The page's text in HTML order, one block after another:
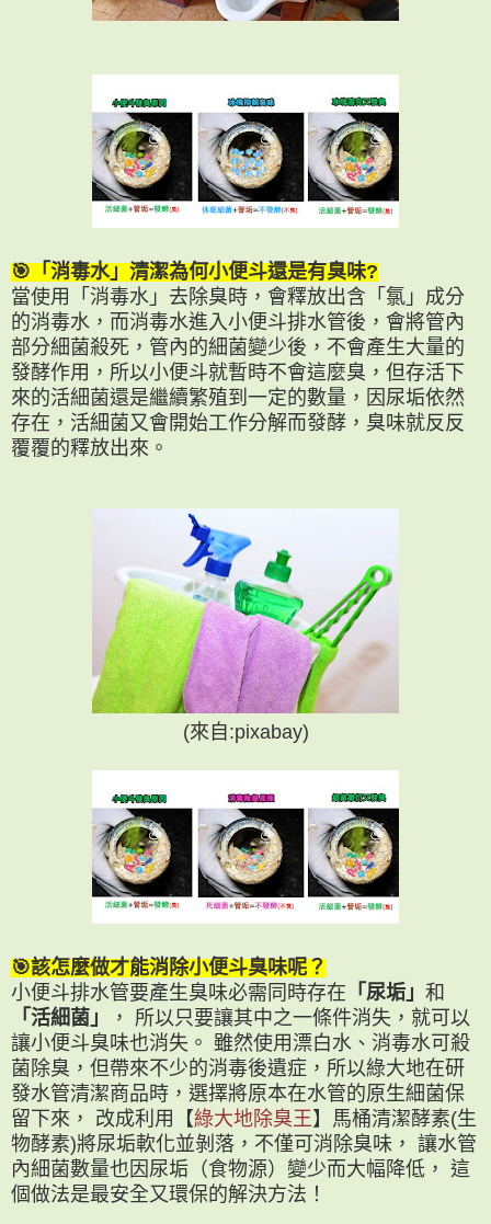
🎯「消毒水」清潔為何小便斗還是有臭味?
當使用「消毒水」去除臭時，會釋放出含「氯」成分
的消毒水，而消毒水進入小便斗排水管後，會將管內
部分細菌殺死，管內的細菌變少後，不會產生大量的
發酵作用，所以小便斗就暫時不會這麼臭，但存活下
來的活細菌還是繼續繁殖到一定的數量，因尿垢依然
存在，活細菌又會開始工作分解而發酵，臭味就反反
覆覆的釋放出來。
(來自:pixabay)
🎯該怎麼做才能消除小便斗臭味呢？
小便斗排水管要產生臭味必需同時存在 「尿垢」 和
「活細菌」
， 所以只要讓其中之一條件消失，就可以
讓小便斗臭味也消失。 雖然使用漂白水、消毒水可殺
菌除臭，但帶來不少的消毒後遺症，所以綠大地在研
發水管清潔商品時，選擇將原本在水管的原生細菌保
留下來， 改成利用【綠大地除臭王】馬桶清潔酵素(生
物酵素)將尿垢軟化並剝落，不僅可消除臭味， 讓水管
內細菌數量也因尿垢（食物源）變少而大幅降低， 這
個做法是最安全又環保的解決方法！